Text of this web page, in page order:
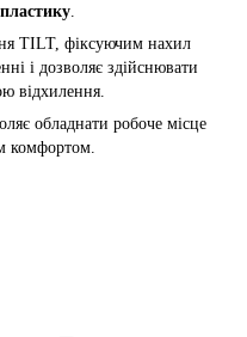
пластику
TILT, фіксуючим нахил
і дозволяє здійснювати
відхилення.
обладнати робоче місце
комфортом.